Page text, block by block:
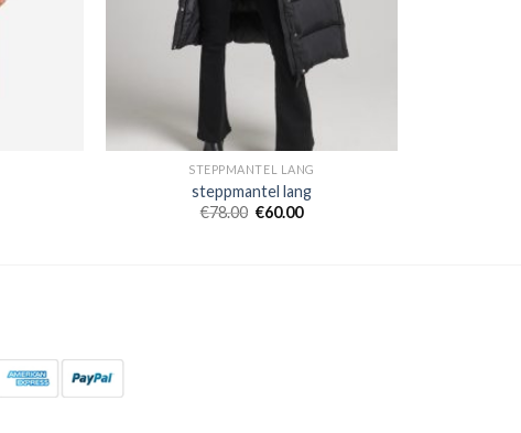
STEPPMANTEL LANG
steppmantel lang
€78.00 €60.00